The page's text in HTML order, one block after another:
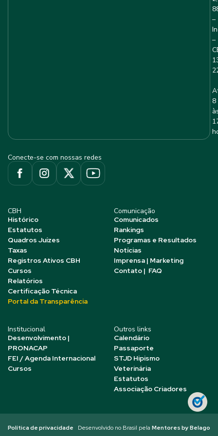
–
–
8
Conecte-se com nossas redes
CBH
Histórico
Estatutos
Quadros Juízes
Taxas
Registros Ativos CBH
Cursos
Relatórios
Certificação Técnica
Portal da Transparência
Comunicação
Comunicados
Rankings
Programas e Resultados
Notícias
Imprensa | Marketing
Contato | FAQ
Institucional
Desenvolvimento |
PRONACAP
FEI / Agenda Internacional
Cursos
Outros links
Calendário
Passaporte
STJD Hipismo
Veterinária
Estatutos
Associação Criadores
Política de privacidade Desenvolvido no Brasil pela Mentores by Belago